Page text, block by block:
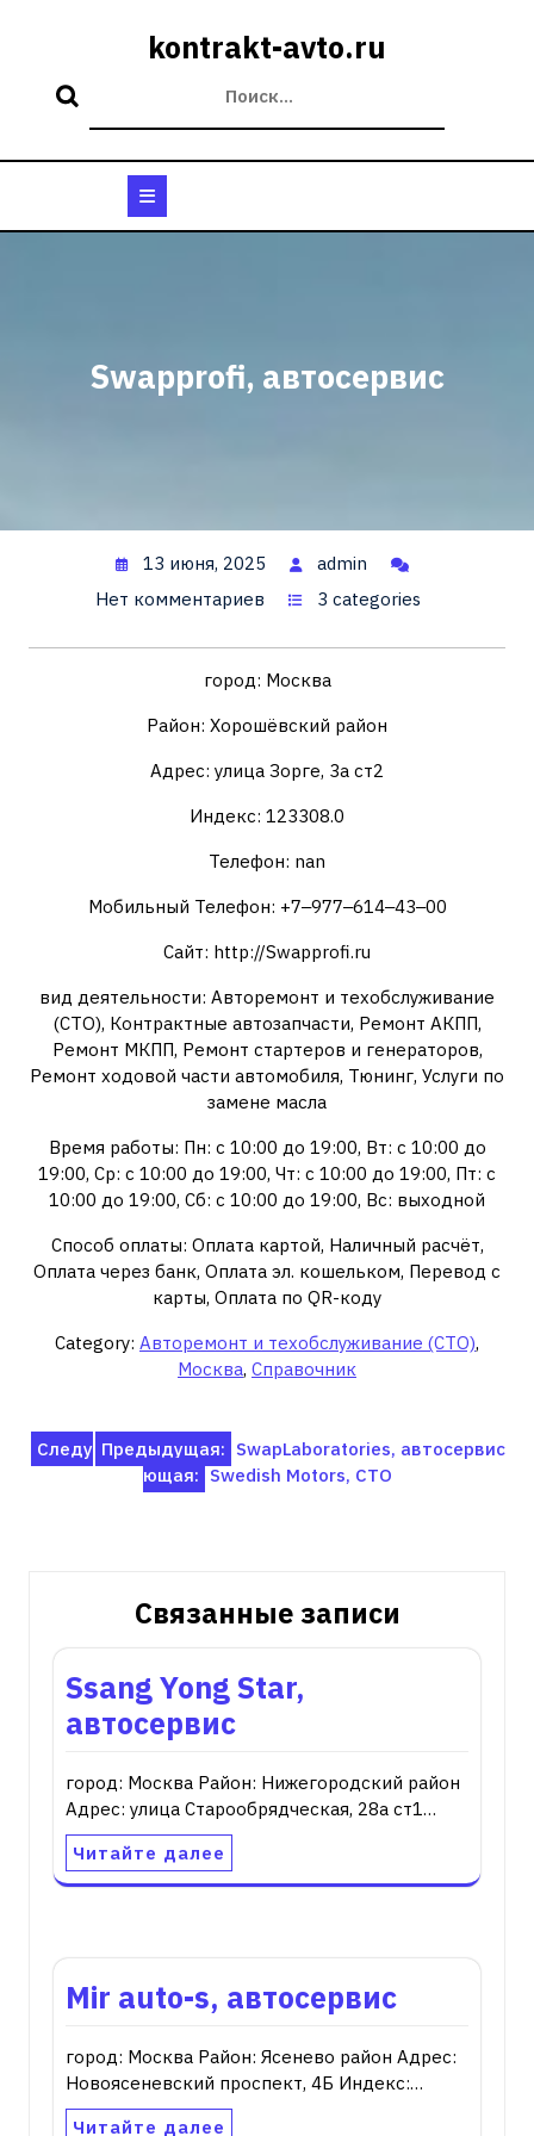
kontrakt-avto.ru
Swapprofi, автосервис
13 июня, 2025
admin
Нет комментариев
3 categories
город: Москва
Район: Хорошёвский район
Адрес: улица Зорге, 3а ст2
Индекс: 123308.0
Телефон: nan
Мобильный Телефон: +7‒977‒614‒43‒00
Сайт: http://Swapprofi.ru
вид деятельности: Авторемонт и техобслуживание
(СТО), Контрактные автозапчасти, Ремонт АКПП,
Ремонт МКПП, Ремонт стартеров и генераторов,
Ремонт ходовой части автомобиля, Тюнинг, Услуги по
замене масла
Время работы: Пн: с 10:00 до 19:00, Вт: с 10:00 до
19:00, Ср: с 10:00 до 19:00, Чт: с 10:00 до 19:00, Пт: с
10:00 до 19:00, Сб: с 10:00 до 19:00, Вс: выходной
Способ оплаты: Оплата картой, Наличный расчёт,
Оплата через банк, Оплата эл. кошельком, Перевод с
карты, Оплата по QR-коду
Category: Авторемонт и техобслуживание (СТО),
Москва, Справочник
Навигация
Предыдущая: SwapLaboratories, автосервис
Следу
ющая: Swedish Motors, СТО
Связанные записи
Ssang Yong Star,
автосервис
город: Москва Район: Нижегородский район
Адрес: улица Старообрядческая, 28а ст1…
Читайте далее
Mir auto-s, автосервис
город: Москва Район: Ясенево район Адрес:
Новоясеневский проспект, 4Б Индекс:…
Читайте далее